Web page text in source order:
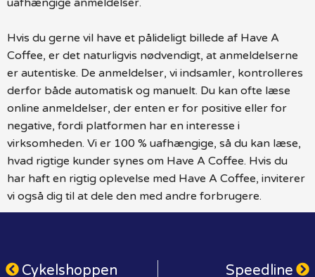
Hvis du gerne vil have et pålideligt billede af Have A
Coffee, er det naturligvis nødvendigt, at anmeldelserne
er autentiske. De anmeldelser, vi indsamler, kontrolleres
derfor både automatisk og manuelt. Du kan ofte læse
online anmeldelser, der enten er for positive eller for
negative, fordi platformen har en interesse i
virksomheden. Vi er 100 % uafhængige, så du kan læse,
hvad rigtige kunder synes om Have A Coffee. Hvis du
har haft en rigtig oplevelse med Have A Coffee, inviterer
vi også dig til at dele den med andre forbrugere.
Cykelshoppen Speedline